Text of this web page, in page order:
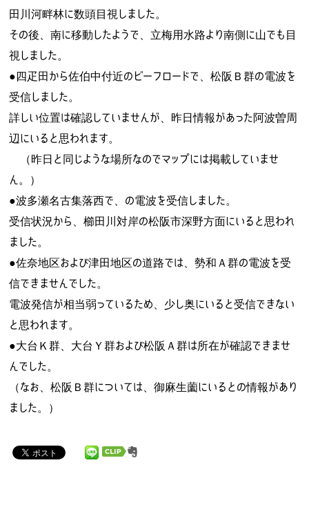
田川河畔林に数頭目視しました。
その後、南に移動したようで、立梅用水路より南側に山でも目
視しました。
●四疋田から佐伯中付近のビーフロードで、松阪Ｂ群の電波を
受信しました。
詳しい位置は確認していませんが、昨日情報があった阿波曽周
辺にいると思われます。
（昨日と同じような場所なのでマップには掲載していませ
ん。）
●波多瀬名古集落西で、の電波を受信しました。
受信状況から、櫛田川対岸の松阪市深野方面にいると思われ
ました。
●佐奈地区および津田地区の道路では、勢和Ａ群の電波を受
信できませんでした。
電波発信が相当弱っているため、少し奥にいると受信できない
と思われます。
●大台Ｋ群、大台Ｙ群および松阪Ａ群は所在が確認できませ
んでした。
（なお、松阪Ｂ群については、御麻生薗にいるとの情報があり
ました。）